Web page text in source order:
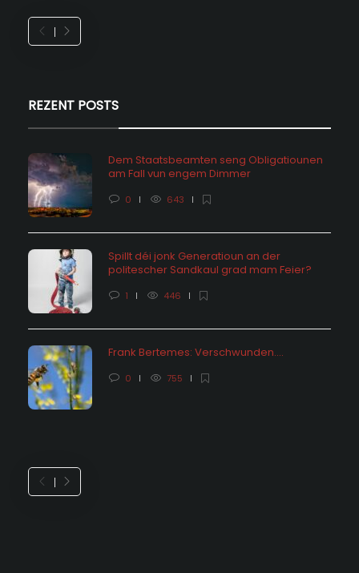
REZENT POSTS
Dem Staatsbeamten seng Obligatiounen
am Fall vun engem Dimmer
0 643
Spillt déi jonk Generatioun an der
politescher Sandkaul grad mam Feier?
1 446
Frank Bertemes: Verschwunden….
0 755